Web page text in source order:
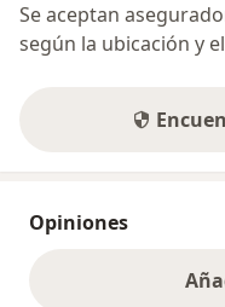
Se aceptan
según la ubicación y
Opiniones